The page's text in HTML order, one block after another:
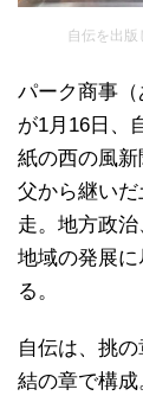
自伝を出
パーク商事
が1月16日、
紙の西の風新
父から継い
走。地方政
地域の発展
る。
自伝は、挑
結の章で構